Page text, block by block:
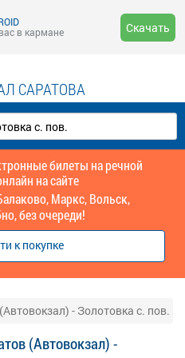
в кармане
Скачать
САРАТОВА
билеты на речной
на сайте
Маркс, Вольск,
без очереди!
к покупке
- Золотовка с. пов.
(Автовокзал) -